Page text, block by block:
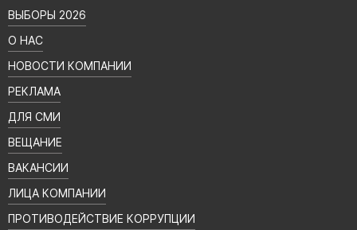
ВЫБОРЫ 2026
О НАС
НОВОСТИ КОМПАНИИ
РЕКЛАМА
ДЛЯ СМИ
ВЕЩАНИЕ
ВАКАНСИИ
ЛИЦА КОМПАНИИ
ПРОТИВОДЕЙСТВИЕ КОРРУПЦИИ